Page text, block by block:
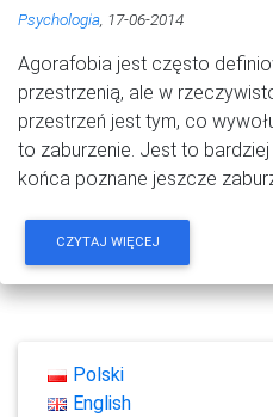
Psychologia , 17-06-2014
Agorafobia jest często
przestrzenią, ale w
przestrzeń jest tym, co
to zaburzenie. Jest to
końca poznane jeszcze
CZYTAJ WIĘCEJ
Polski
English